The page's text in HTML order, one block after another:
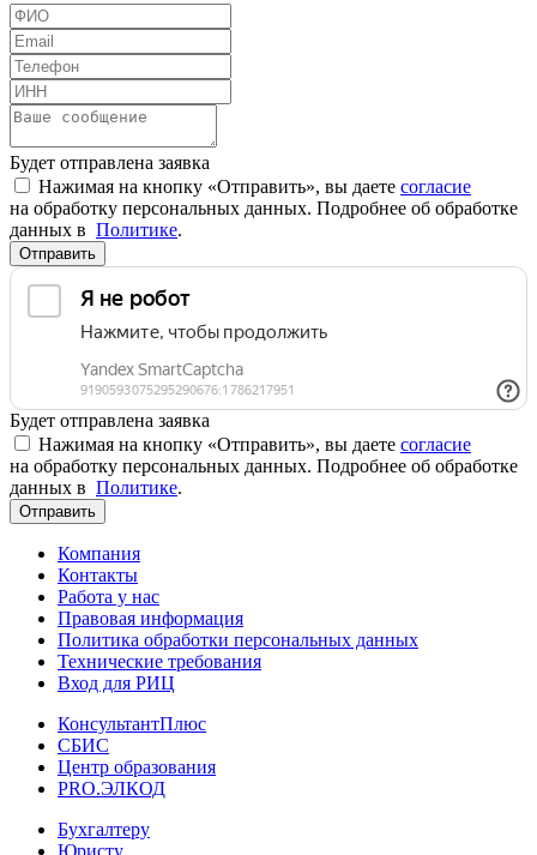
Будет отправлена заявка
Нажимая на кнопку «Отправить», вы даете согласие
на обработку персональных данных. Подробнее об обработке
данных в Политике.
Отправить
Будет отправлена заявка
Нажимая на кнопку «Отправить», вы даете согласие
на обработку персональных данных. Подробнее об обработке
данных в Политике.
Отправить
Компания
Контакты
Работа у нас
Правовая информация
Политика обработки персональных данных
Технические требования
Вход для РИЦ
КонсультантПлюс
СБИС
Центр образования
PRO.ЭЛКОД
Бухгалтеру
Юристу